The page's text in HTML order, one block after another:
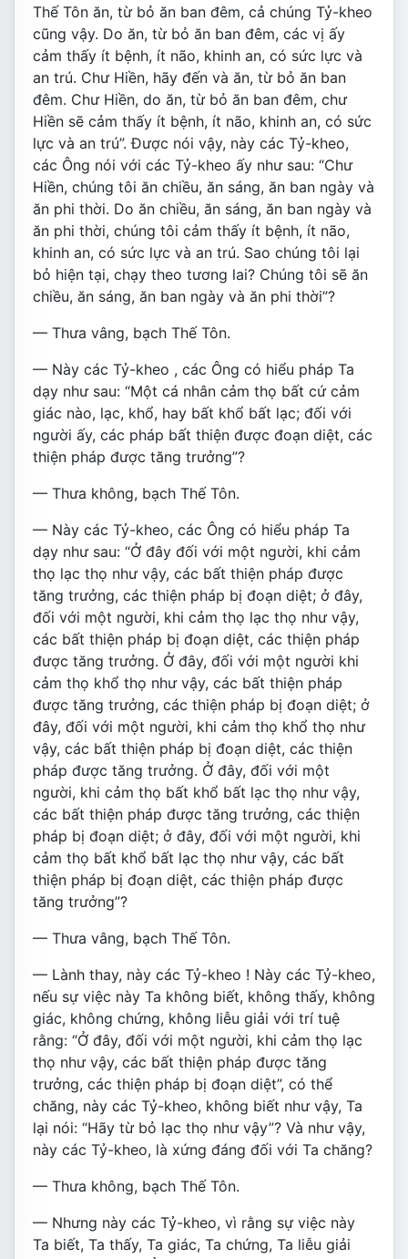
Thế Tôn ăn, từ bỏ ăn ban đêm, cả chúng Tỷ-kheo
cũng vậy. Do ăn, từ bỏ ăn ban đêm, các vị ấy
cảm thấy ít bệnh, ít não, khinh an, có sức lực và
an trú. Chư Hiền, hãy đến và ăn, từ bỏ ăn ban
đêm. Chư Hiền, do ăn, từ bỏ ăn ban đêm, chư
Hiền sẽ cảm thấy ít bệnh, ít não, khinh an, có sức
lực và an trú”. Ðược nói vậy, này các Tỷ-kheo,
các Ông nói với các Tỷ-kheo ấy như sau: “Chư
Hiền, chúng tôi ăn chiều, ăn sáng, ăn ban ngày và
ăn phi thời. Do ăn chiều, ăn sáng, ăn ban ngày và
ăn phi thời, chúng tôi cảm thấy ít bệnh, ít não,
khinh an, có sức lực và an trú. Sao chúng tôi lại
bỏ hiện tại, chạy theo tương lai? Chúng tôi sẽ ăn
chiều, ăn sáng, ăn ban ngày và ăn phi thời”?
— Thưa vâng, bạch Thế Tôn.
— Này các Tỷ-kheo , các Ông có hiểu pháp Ta
dạy như sau: “Một cá nhân cảm thọ bất cứ cảm
giác nào, lạc, khổ, hay bất khổ bất lạc; đối với
người ấy, các pháp bất thiện được đoạn diệt, các
thiện pháp được tăng trưởng”?
— Thưa không, bạch Thế Tôn.
— Này các Tỷ-kheo, các Ông có hiểu pháp Ta
dạy như sau: “Ở đây đối với một người, khi cảm
thọ lạc thọ như vậy, các bất thiện pháp được
tăng trưởng, các thiện pháp bị đoạn diệt; ở đây,
đối với một người, khi cảm thọ lạc thọ như vậy,
các bất thiện pháp bị đoạn diệt, các thiện pháp
được tăng trưởng. Ở đây, đối với một người khi
cảm thọ khổ thọ như vậy, các bất thiện pháp
được tăng trưởng, các thiện pháp bị đoạn diệt; ở
đây, đối với một người, khi cảm thọ khổ thọ như
vậy, các bất thiện pháp bị đoạn diệt, các thiện
pháp được tăng trưởng. Ở đây, đối với một
người, khi cảm thọ bất khổ bất lạc thọ như vậy,
các bất thiện pháp được tăng trưởng, các thiện
pháp bị đoạn diệt; ở đây, đối với một người, khi
cảm thọ bất khổ bất lạc thọ như vậy, các bất
thiện pháp bị đoạn diệt, các thiện pháp được
tăng trưởng”?
— Thưa vâng, bạch Thế Tôn.
— Lành thay, này các Tỷ-kheo ! Này các Tỷ-kheo,
nếu sự việc này Ta không biết, không thấy, không
giác, không chứng, không liễu giải với trí tuệ
rằng: “Ở đây, đối với một người, khi cảm thọ lạc
thọ như vậy, các bất thiện pháp được tăng
trưởng, các thiện pháp bị đoạn diệt”, có thể
chăng, này các Tỷ-kheo, không biết như vậy, Ta
lại nói: “Hãy từ bỏ lạc thọ như vậy”? Và như vậy,
này các Tỷ-kheo, là xứng đáng đối với Ta chăng?
— Thưa không, bạch Thế Tôn.
— Nhưng này các Tỷ-kheo, vì rằng sự việc này
Ta biết, Ta thấy, Ta giác, Ta chứng, Ta liễu giải